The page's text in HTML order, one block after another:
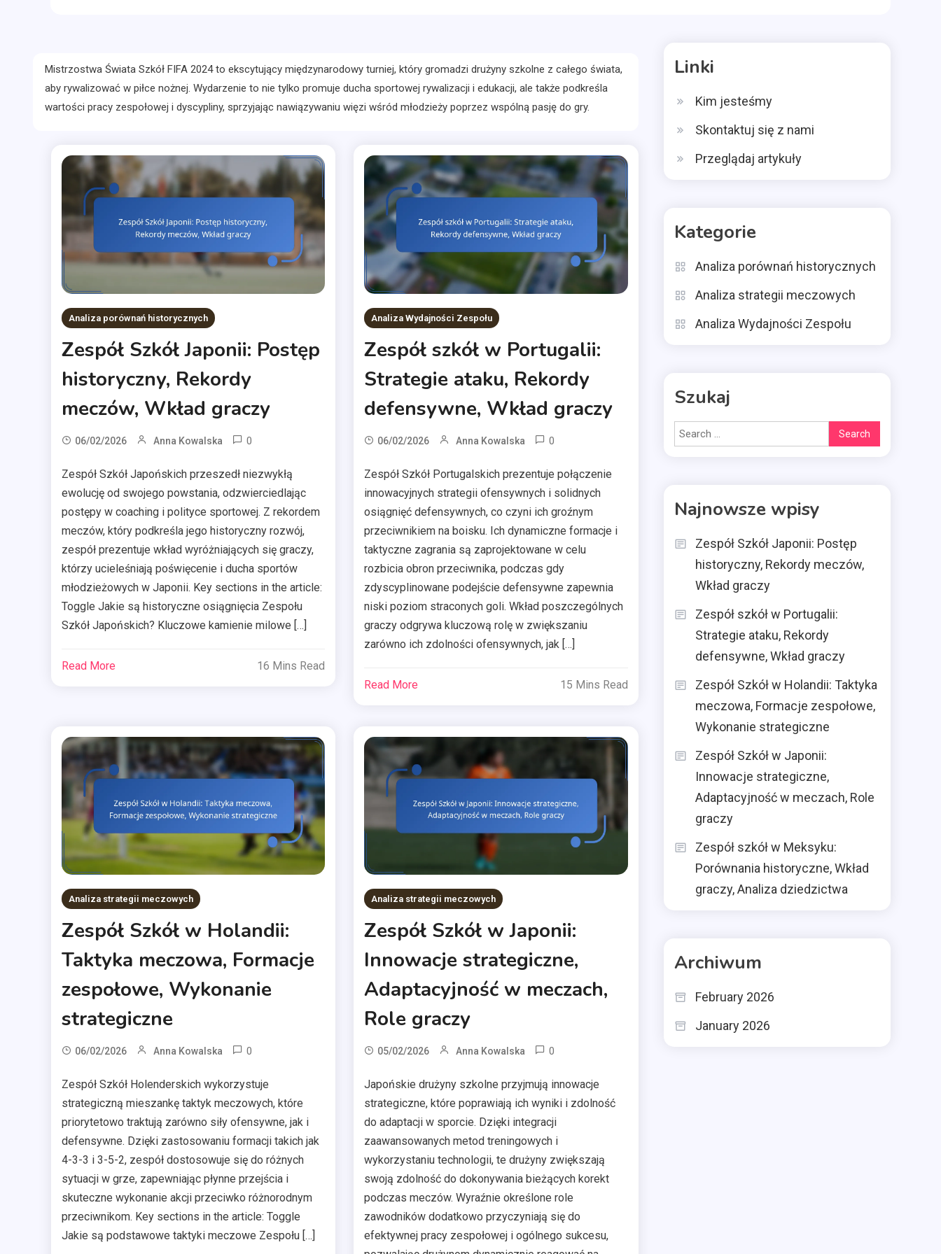
Mistrzostwa Świata Szkół FIFA 2024 to ekscytujący międzynarodowy turniej, który gromadzi drużyny szkolne z całego świata,
aby rywalizować w piłce nożnej. Wydarzenie to nie tylko promuje ducha sportowej rywalizacji i edukacji, ale także podkreśla
wartości pracy zespołowej i dyscypliny, sprzyjając nawiązywaniu więzi wśród młodzieży poprzez wspólną pasję do gry.
Analiza porównań historycznych
Zespół Szkół Japonii: Postęp
historyczny, Rekordy
meczów, Wkład graczy
06/02/2026 Anna Kowalska 0
Zespół Szkół Japońskich przeszedł niezwykłą
ewolucję od swojego powstania, odzwierciedlając
postępy w coaching i polityce sportowej. Z rekordem
meczów, który podkreśla jego historyczny rozwój,
zespół prezentuje wkład wyróżniających się graczy,
którzy ucieleśniają poświęcenie i ducha sportów
młodzieżowych w Japonii. Key sections in the article:
Toggle Jakie są historyczne osiągnięcia Zespołu
Szkół Japońskich? Kluczowe kamienie milowe […]
Read More 16 Mins Read
Analiza Wydajności Zespołu
Zespół szkół w Portugalii:
Strategie ataku, Rekordy
defensywne, Wkład graczy
06/02/2026 Anna Kowalska 0
Zespół Szkół Portugalskich prezentuje połączenie
innowacyjnych strategii ofensywnych i solidnych
osiągnięć defensywnych, co czyni ich groźnym
przeciwnikiem na boisku. Ich dynamiczne formacje i
taktyczne zagrania są zaprojektowane w celu
rozbicia obron przeciwnika, podczas gdy
zdyscyplinowane podejście defensywne zapewnia
niski poziom straconych goli. Wkład poszczególnych
graczy odgrywa kluczową rolę w zwiększaniu
zarówno ich zdolności ofensywnych, jak […]
Read More 15 Mins Read
Analiza strategii meczowych
Zespół Szkół w Holandii:
Taktyka meczowa, Formacje
zespołowe, Wykonanie
strategiczne
06/02/2026 Anna Kowalska 0
Zespół Szkół Holenderskich wykorzystuje
strategiczną mieszankę taktyk meczowych, które
priorytetowo traktują zarówno siły ofensywne, jak i
defensywne. Dzięki zastosowaniu formacji takich jak
4-3-3 i 3-5-2, zespół dostosowuje się do różnych
sytuacji w grze, zapewniając płynne przejścia i
skuteczne wykonanie akcji przeciwko różnorodnym
przeciwnikom. Key sections in the article: Toggle
Jakie są podstawowe taktyki meczowe Zespołu […]
Analiza strategii meczowych
Zespół Szkół w Japonii:
Innowacje strategiczne,
Adaptacyjność w meczach,
Role graczy
05/02/2026 Anna Kowalska 0
Japońskie drużyny szkolne przyjmują innowacje
strategiczne, które poprawiają ich wyniki i zdolność
do adaptacji w sporcie. Dzięki integracji
zaawansowanych metod treningowych i
wykorzystaniu technologii, te drużyny zwiększają
swoją zdolność do dokonywania bieżących korekt
podczas meczów. Wyraźnie określone role
zawodników dodatkowo przyczyniają się do
efektywnej pracy zespołowej i ogólnego sukcesu,
Linki
Kim jesteśmy
Skontaktuj się z nami
Przeglądaj artykuły
Kategorie
Analiza porównań historycznych
Analiza strategii meczowych
Analiza Wydajności Zespołu
Szukaj
Search
for:
Najnowsze wpisy
Zespół Szkół Japonii: Postęp
historyczny, Rekordy meczów,
Wkład graczy
Zespół szkół w Portugalii:
Strategie ataku, Rekordy
defensywne, Wkład graczy
Zespół Szkół w Holandii: Taktyka
meczowa, Formacje zespołowe,
Wykonanie strategiczne
Zespół Szkół w Japonii:
Innowacje strategiczne,
Adaptacyjność w meczach, Role
graczy
Zespół szkół w Meksyku:
Porównania historyczne, Wkład
graczy, Analiza dziedzictwa
Archiwum
February 2026
January 2026